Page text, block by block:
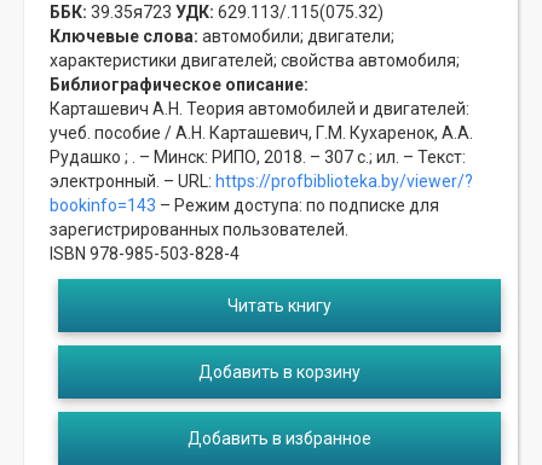
ББК: 39.35я723 УДК: 629.113/.115(075.32)
Ключевые слова: автомобили; двигатели;
характеристики двигателей; свойства автомобиля;
Библиографическое описание:
Карташевич А.Н. Теория автомобилей и двигателей:
учеб. пособие / А.Н. Карташевич, Г.М. Кухаренок, А.А.
Рудашко ; . – Минск: РИПО, 2018. – 307 с.; ил. – Текст:
электронный. – URL: https://profbiblioteka.by/viewer/?
bookinfo=143 – Режим доступа: по подписке для
зарегистрированных пользователей.
ISBN 978-985-503-828-4
Читать книгу
Добавить в корзину
Добавить в избранное